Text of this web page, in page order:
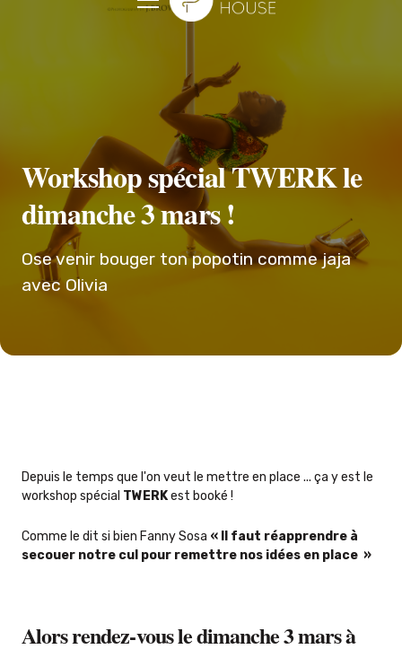
Workshop spécial TWERK le
dimanche 3 mars !
Ose venir bouger ton popotin comme jaja
avec Olivia
Depuis le temps que l'on veut le mettre en place ... ça y est le
workshop spécial TWERKest booké !
Comme le dit si bien Fanny Sosa « Il faut réapprendre à
secouer notre cul pour remettre nos idées en place »
Alors rendez-vous le dimanche 3 mars à